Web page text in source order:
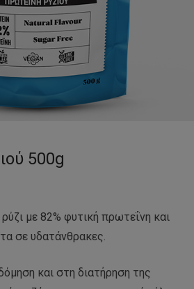
500g
με 82% φυτική πρωτεΐνη και
σε υδατάνθρακες.
και στη διατήρηση της